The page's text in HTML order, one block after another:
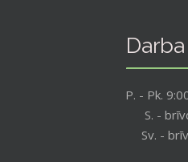
P. - Pk.
S. -
Sv. -